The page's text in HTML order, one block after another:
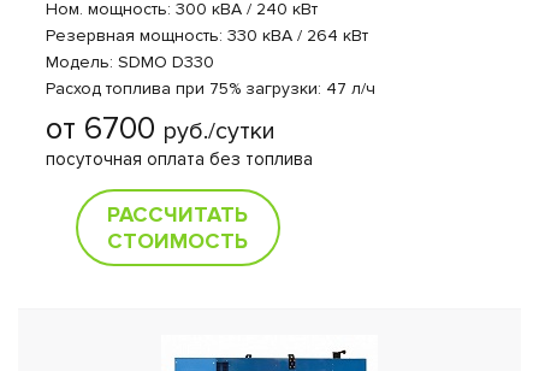
Ном. мощность: 300 кВА / 240 кВт
Резервная мощность: 330 кВА / 264 кВт
Модель: SDMO D330
Расход топлива при 75% загрузки: 47 л/ч
от 6700 руб./сутки
посуточная оплата без топлива
РАССЧИТАТЬ
СТОИМОСТЬ